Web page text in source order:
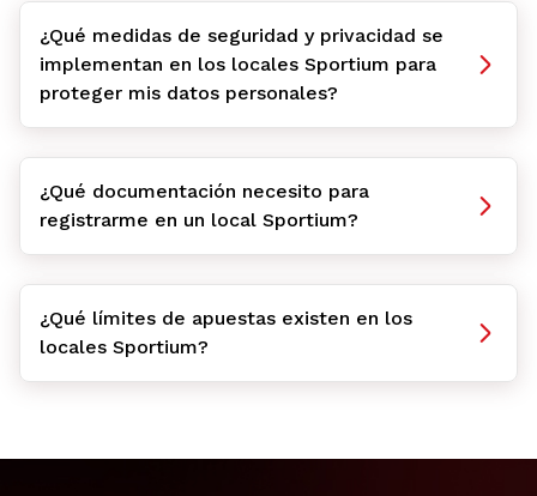
¿Qué medidas de seguridad y privacidad se
implementan en los locales Sportium para
proteger mis datos personales?
¿Qué documentación necesito para
registrarme en un local Sportium?
¿Qué límites de apuestas existen en los
locales Sportium?